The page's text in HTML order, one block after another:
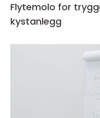
Flytemolo for
kystanlegg